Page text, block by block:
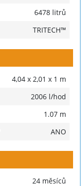
6478 litrů
TRITECH™
4,04 x 2,01 x 1 m
2006 l/hod
1.07 m
ANO
24 měsíců